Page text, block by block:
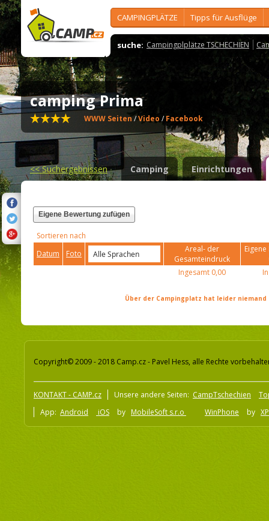
CAMPINGPLÄTZE Tipps für Ausflüge
suche: Campingplplätze TSCHECHIEN
camping Prima
WWW Seiten/Video /Facebook
<<Suchergebnissen Camping Einrichtungen
Eigene Bewertung zufügen
Sortieren nach
Datum
Foto
Areal- der
Gesamteindruck
Ingesamt 0,00
Über der Campingplatz hat leider
Copyright© 2009 - 2018 Camp.cz - Pavel Hess, alle Rechte
KONTAKT - CAMP.cz Unsere andere Seiten: CampTschechien
App: Android iOS by MobileSoft s.r.o WinPhone by